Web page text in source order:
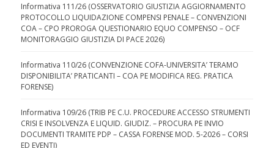
Informativa 111/26 (OSSERVATORIO GIUSTIZIA AGGIORNAMENTO
PROTOCOLLO LIQUIDAZIONE COMPENSI PENALE – CONVENZIONI
COA – CPO PROROGA QUESTIONARIO EQUO COMPENSO – OCF
MONITORAGGIO GIUSTIZIA DI PACE 2026)
Informativa 110/26 (CONVENZIONE COFA-UNIVERSITA’ TERAMO
DISPONIBILITA’ PRATICANTI – COA PE MODIFICA REG. PRATICA
FORENSE)
Informativa 109/26 (TRIB PE C.U. PROCEDURE ACCESSO STRUMENTI
CRISI E INSOLVENZA E LIQUID. GIUDIZ. – PROCURA PE INVIO
DOCUMENTI TRAMITE PDP – CASSA FORENSE MOD. 5-2026 – CORSI
ED EVENTI)